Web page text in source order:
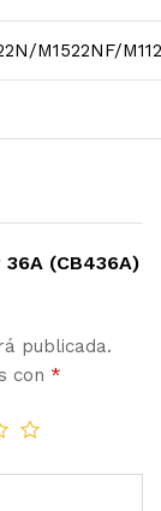
M1522NF/
36A (CB436A)
publicada.
con *